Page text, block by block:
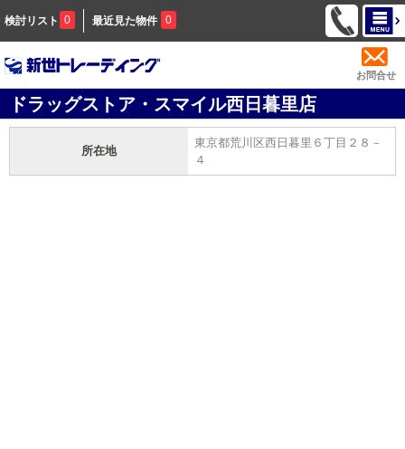
検討リスト 0 最近見た物件 0
お問合せ
ドラッグストア・スマイル西日暮里店
所在地
東京都荒川区西日暮里６丁目２８－
４